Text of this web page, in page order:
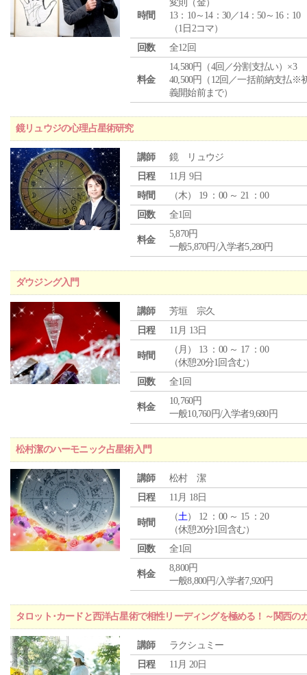
時間
変則（金）
13：10～14：30／14：50～16：10
（1日2コマ）
回数
全12回
料金
14,580円（4回／分割支払い）×3
40,500円（12回／一括前納支払※
義開始前まで）
鏡リュウジの心理占星術研究
講師
鏡 リュウジ
日程
11月 9日
時間
（木） 19 ：00 ～ 21 ：00
回数
全1回
料金
5,870円
一般5,870円/入学者5,280円
ダウジング入門
講師
芳垣 宗久
日程
11月 13日
時間
（ 月 ） 13 ：00 ～ 17 ：00
（休憩20分1回含む）
回数
全1回
料金
10,760円
一般10,760円/入学者9,680円
松村潔のハーモニック占星術入門
講師
松村 潔
日程
11月 18日
時間
（土） 12 ：00 ～ 15 ：20
（休憩20分1回含む）
回数
全1回
料金
8,800円
一般8,800円/入学者7,920円
タロット･カードと西洋占星術で相性リーディングを極める！～関西の
講師
ラクシュミー
日程
11月 20日